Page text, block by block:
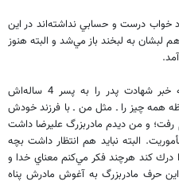
خواب درست و حسابي نداشته‌اند در اين
به لبخند باز مي‌شد و البته هنوز
خواندم كه كامران نجف‌زاده جاخورده كه خبر شهادت پدر را به پسر 4 ساله‌اش
همه چيز را ـ مثل من ـ با فرزند خودش
رفت؛ و من ديدم مادربزرگ عليرضا داشت
البته نبايد هم انتظار داشت بچه
درك كند هرچند فكر مي‌كنم معناي خدا و
حرف مادربزرگ به آغوش مادرش پناه